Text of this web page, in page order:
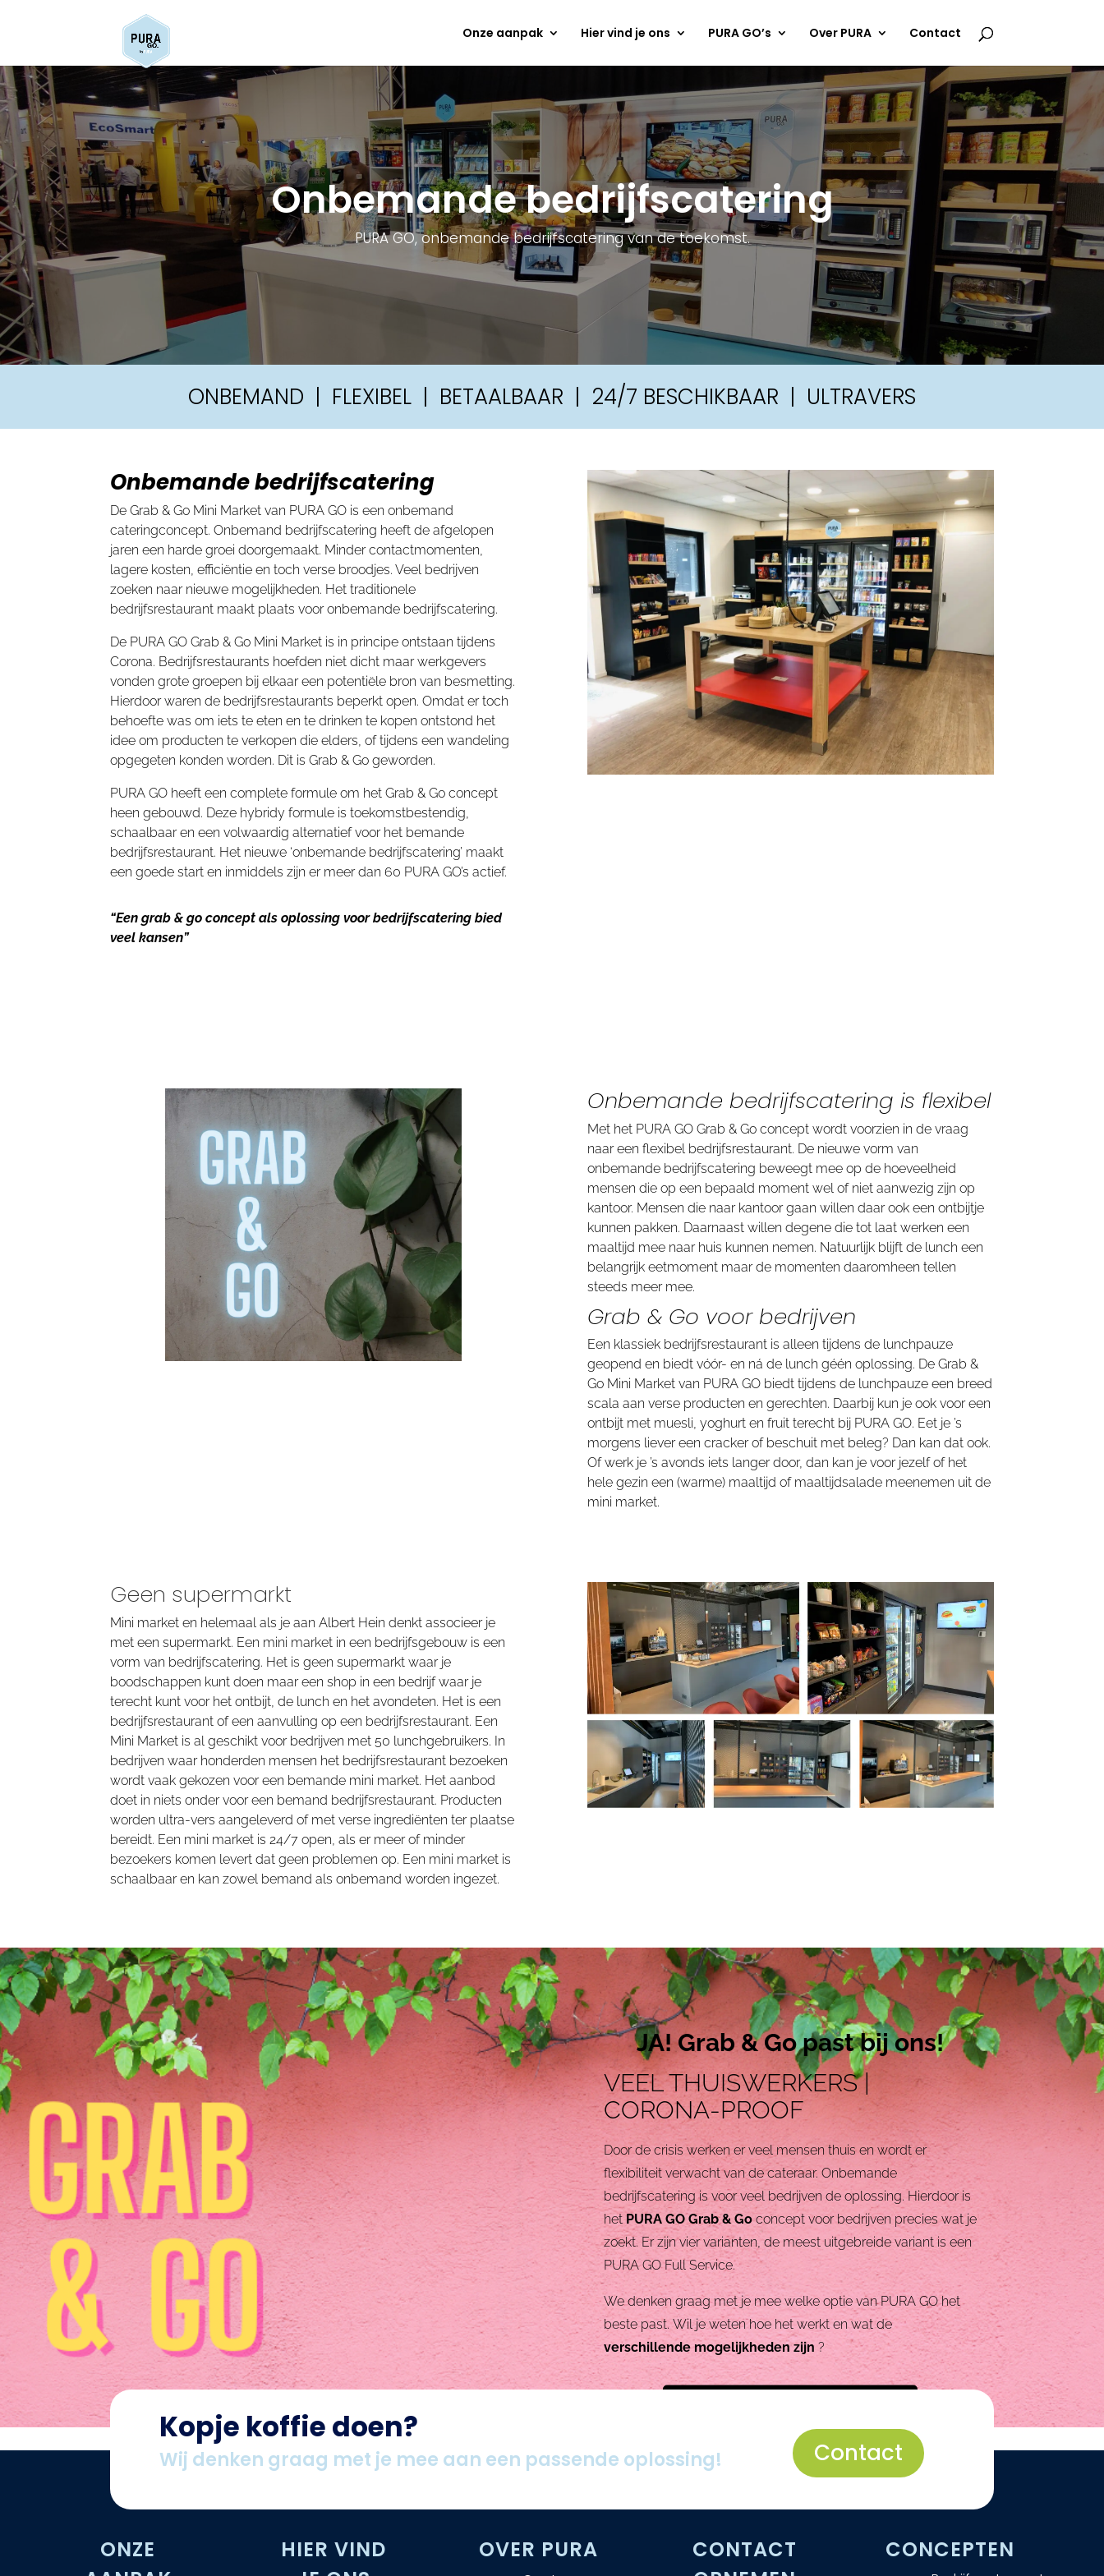
Onze aanpak Hier vind je ons PURA GO’s Over PURA Contact
Onbemande bedrijfscatering
PURA GO, onbemande bedrijfscatering van de toekomst.
ONBEMAND | FLEXIBEL | BETAALBAAR | 24/7 BESCHIKBAAR | ULTRAVERS
Onbemande bedrijfscatering
De Grab & Go Mini Market van PURA GO is een onbemand
cateringconcept. Onbemand bedrijfscatering heeft de afgelopen
jaren een harde groei doorgemaakt. Minder contactmomenten,
lagere kosten, efficiëntie en toch verse broodjes. Veel bedrijven
zoeken naar nieuwe mogelijkheden. Het traditionele
bedrijfsrestaurant maakt plaats voor onbemande bedrijfscatering.
De PURA GO Grab & Go Mini Market is in principe ontstaan tijdens
Corona. Bedrijfsrestaurants hoefden niet dicht maar werkgevers
vonden grote groepen bij elkaar een potentiële bron van besmetting.
Hierdoor waren de bedrijfsrestaurants beperkt open. Omdat er toch
behoefte was om iets te eten en te drinken te kopen ontstond het
idee om producten te verkopen die elders, of tijdens een wandeling
opgegeten konden worden. Dit is Grab & Go geworden.
PURA GO heeft een complete formule om het Grab & Go concept
heen gebouwd. Deze hybridy formule is toekomstbestendig,
schaalbaar en een volwaardig alternatief voor het bemande
bedrijfsrestaurant. Het nieuwe ‘onbemande bedrijfscatering’ maakt
een goede start en inmiddels zijn er meer dan 60 PURA GO’s actief.
“Een grab & go concept als oplossing voor bedrijfscatering bied
veel kansen”
Onbemande bedrijfscatering is flexibel
Met het PURA GO Grab & Go concept wordt voorzien in de vraag
naar een flexibel bedrijfsrestaurant. De nieuwe vorm van
onbemande bedrijfscatering beweegt mee op de hoeveelheid
mensen die op een bepaald moment wel of niet aanwezig zijn op
kantoor. Mensen die naar kantoor gaan willen daar ook een ontbijtje
kunnen pakken. Daarnaast willen degene die tot laat werken een
maaltijd mee naar huis kunnen nemen. Natuurlijk blijft de lunch een
belangrijk eetmoment maar de momenten daaromheen tellen
steeds meer mee.
Grab & Go voor bedrijven
Een klassiek bedrijfsrestaurant is alleen tijdens de lunchpauze
geopend en biedt vóór- en ná de lunch géén oplossing. De Grab &
Go Mini Market van PURA GO biedt tijdens de lunchpauze een breed
scala aan verse producten en gerechten. Daarbij kun je ook voor een
ontbijt met muesli, yoghurt en fruit terecht bij PURA GO. Eet je ’s
morgens liever een cracker of beschuit met beleg? Dan kan dat ook.
Of werk je ’s avonds iets langer door, dan kan je voor jezelf of het
hele gezin een (warme) maaltijd of maaltijdsalade meenemen uit de
mini market.
Geen supermarkt
Mini market en helemaal als je aanAlbert Hein denkt associeer je
met een supermarkt. Een mini market in een bedrijfsgebouw is een
vorm van bedrijfscatering. Het is geen supermarkt waar je
boodschappen kunt doen maar een shop in een bedrijf waar je
terecht kunt voor het ontbijt, de lunch en het avondeten. Het is een
bedrijfsrestaurant of een aanvulling op een bedrijfsrestaurant. Een
Mini Market is al geschikt voor bedrijven met 50 lunchgebruikers. In
bedrijven waar honderden mensen het bedrijfsrestaurant bezoeken
wordt vaak gekozen voor een bemande mini market. Het aanbod
doet in niets onder voor een bemand bedrijfsrestaurant. Producten
worden ultra-vers aangeleverd of met verse ingrediënten ter plaatse
bereidt. Een mini market is 24/7 open, als er meer of minder
bezoekers komen levert dat geen problemen op. Een mini market is
schaalbaar en kan zowel bemand als onbemand worden ingezet.
JA! Grab & Go past bij ons!
VEEL THUISWERKERS |
CORONA-PROOF
Door de crisis werken er veel mensen thuis en wordt er
flexibiliteit verwacht van de cateraar. Onbemande
bedrijfscatering is voor veel bedrijven de oplossing. Hierdoor is
het PURA GO Grab & Goconcept voor bedrijven precies wat je
zoekt. Er zijn vier varianten, de meest uitgebreide variant is een
PURA GO Full Service.
We denken graag met je mee welke optie van PURA GO het
beste past.Wil je weten hoe het werkt en wat de
verschillende mogelijkheden zijn ?
Kopje koffie doen?
Wij denken graag met je mee aan een passende oplossing! Contact
ONZE
HIER VIND
OVER PURA
CONTACT
CONCEPTEN